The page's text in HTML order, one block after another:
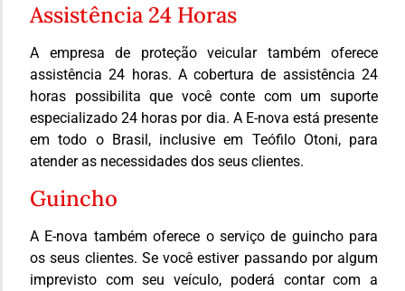
Assistência 24 Horas
A empresa de proteção veicular também oferece
assistência 24 horas. A cobertura de assistência 24
horas possibilita que você conte com um suporte
especializado 24 horas por dia. A E-nova está presente
em todo o Brasil, inclusive em Teófilo Otoni, para
atender as necessidades dos seus clientes.
Guincho
A E-nova também oferece o serviço de guincho para
os seus clientes. Se você estiver passando por algum
imprevisto com seu veículo, poderá contar com a